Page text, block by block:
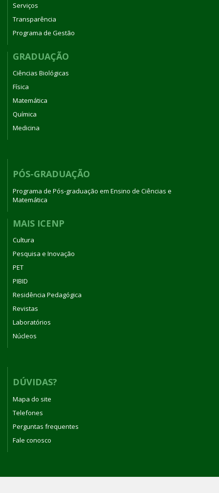
Serviços
Transparência
Programa de Gestão
GRADUAÇÃO
Ciências Biológicas
Física
Matemática
Química
Medicina
PÓS-GRADUAÇÃO
Programa de Pós-graduação em Ensino de Ciências e
Matemática
MAIS ICENP
Cultura
Pesquisa e Inovação
PET
PIBID
Residência Pedagógica
Revistas
Laboratórios
Núcleos
DÚVIDAS?
Mapa do site
Telefones
Perguntas frequentes
Fale conosco